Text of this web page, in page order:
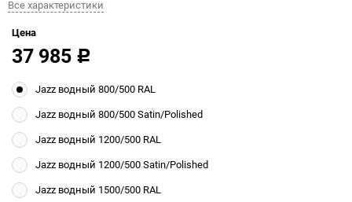
Все характеристики
Цена
37 985 Р
Jazz водный 800/500 RAL
Jazz водный 800/500 Satin/Polished
Jazz водный 1200/500 RAL
Jazz водный 1200/500 Satin/Polished
Jazz водный 1500/500 RAL